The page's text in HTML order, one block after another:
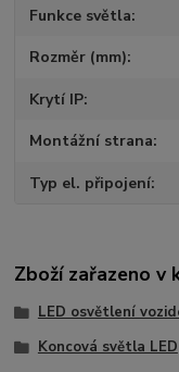
Funkce světla
Rozměr (mm)
Krytí IP
Montážní strana
Typ el. připojení
Zboží zařazeno v
LED osvětlení
Koncová světla LED